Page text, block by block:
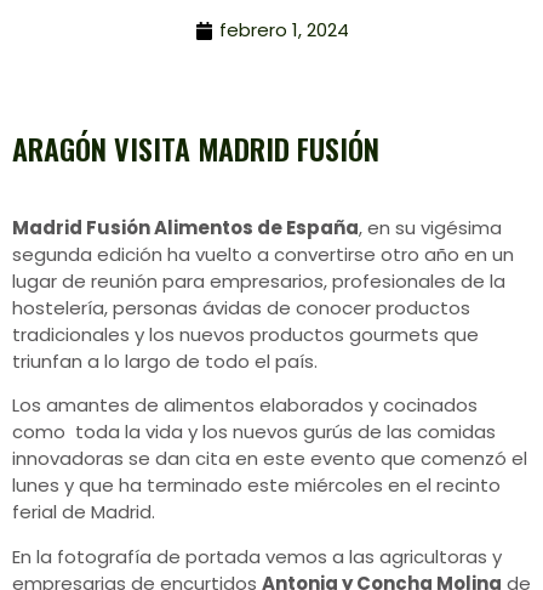
febrero 1, 2024
ARAGÓN VISITA MADRID FUSIÓN
Madrid Fusión Alimentos de España, en su vigésima
segunda edición ha vuelto a convertirse otro año en un
lugar de reunión para empresarios, profesionales de la
hostelería, personas ávidas de conocer productos
tradicionales y los nuevos productos gourmets que
triunfan a lo largo de todo el país.
Los amantes de alimentos elaborados y cocinados
como toda la vida y los nuevos gurús de las comidas
innovadoras se dan cita en este evento que comenzó el
lunes y que ha terminado este miércoles en el recinto
ferial de Madrid.
En la fotografía de portada vemos a las agricultoras y
empresarias de encurtidos Antonia y Concha Molina de